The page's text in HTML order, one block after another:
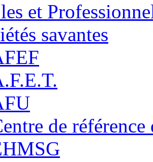
et
savantes
de